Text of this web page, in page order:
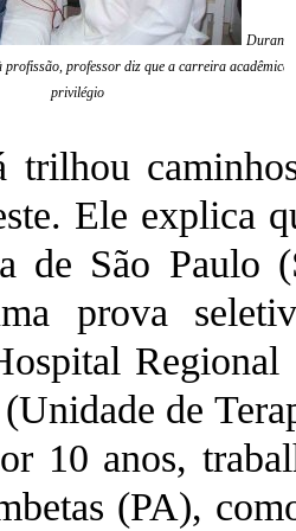
Durante
profissão, professor diz que a carreira acadêmica
privilégio
trilhou
Ele explica
de São Paulo
prova
de
10 anos,
(PA),